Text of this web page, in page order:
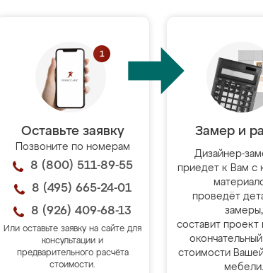
Оставьте заявку
Позвоните по номерам
8 (800) 511-89-55
8 (495) 665-24-01
8 (926) 409-68-13
Или оставьте заявку на сайте для
консультации и
предварительного расчёта
стоимости.
Замер и
Дизайнер-
приедет к Вам с
проведёт
замеры,
составит проект
стоимости
мебели.